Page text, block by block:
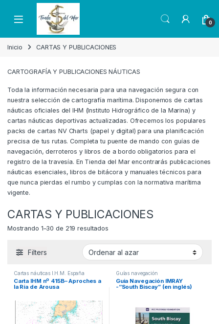
Skip to navigation
Skip to content
Open 0
Inicio CARTAS Y PUBLICACIONES
CARTOGRAFÍA Y PUBLICACIONES NÁUTICAS
Toda la información necesaria para una navegación segura con
nuestra selección de cartografía marítima. Disponemos de cartas
náuticas oficiales del IHM (Instituto Hidrográfico de la Marina) y
cartas náuticas deportivas actualizadas. Ofrecemos los populares
packs de cartas NV Charts (papel y digital) para una planificación
precisa de tus rutas. Completa tu puente de mando con guías de
navegación, derroteros y libros de a bordo obligatorios para el
registro de la travesía. En Tienda del Mar encontrarás publicaciones
náuticas esenciales, libros de bitácora y manuales técnicos para
que nunca pierdas el rumbo y cumplas con la normativa marítima
vigente.
CARTAS Y PUBLICACIONES
Mostrando 1–30 de 219 resultados
Filters
Cartas náuticas I.H.M. España
Carta IHM nº 415B– Aproches a
la Ría de Arousa
Guías navegación
Guia Navegación IMRAY
-“South Biscay” (en inglés)